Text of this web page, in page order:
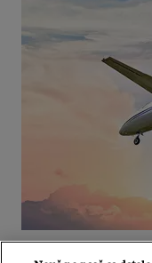
Unul dintre